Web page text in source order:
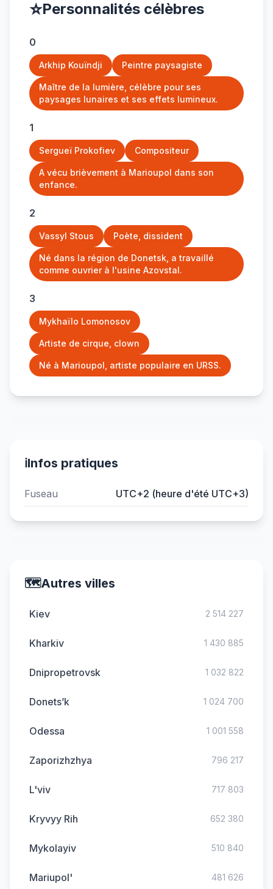
⭐Personnalités célèbres
0
Arkhip Kouïndji Peintre paysagiste
Maître de la lumière, célèbre pour ses
paysages lunaires et ses effets lumineux.
1
Sergueï Prokofiev Compositeur
A vécu brièvement à Marioupol dans son
enfance.
2
Vassyl Stous Poète, dissident
Né dans la région de Donetsk, a travaillé
comme ouvrier à l'usine Azovstal.
3
Mykhaïlo Lomonosov
Artiste de cirque, clown
Né à Marioupol, artiste populaire en URSS.
ℹ️Infos pratiques
Fuseau UTC+2 (heure d'été UTC+3)
🗺️Autres villes
Kiev 2 514 227
Kharkiv 1 430 885
Dnipropetrovsk 1 032 822
Donets’k 1 024 700
Odessa 1 001 558
Zaporizhzhya 796 217
L'viv 717 803
Kryvyy Rih 652 380
Mykolayiv 510 840
Mariupol' 481 626